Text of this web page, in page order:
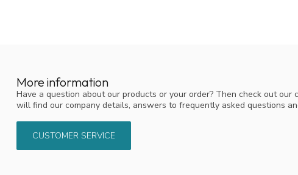
Het is een sterk product maar waar ik het voor nodig heb,,een
More information
Have a question about our products or your order? Then check out our
will find our company details, answers to frequently asked questions
CUSTOMER SERVICE